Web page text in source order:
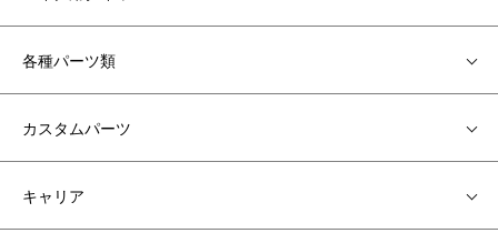
各種パーツ類
カスタムパーツ
キャリア